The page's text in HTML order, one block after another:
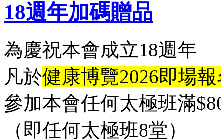
18週年加碼贈品
為慶祝本會成立18週年
凡於健康博覽2026即場
參加本會任何太極班滿
（即任何太極班8堂）